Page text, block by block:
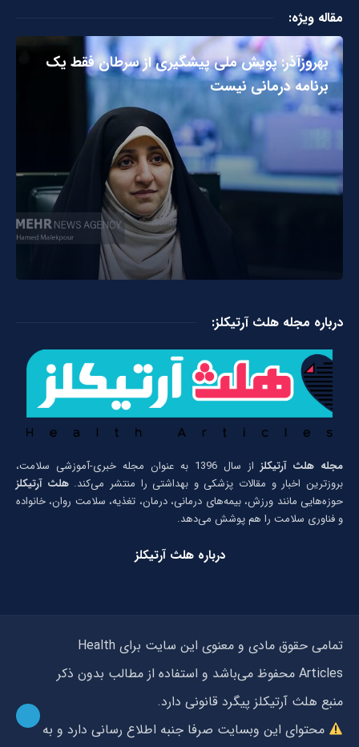
مقاله ویژه:
بهروزآذر: پویش ملی پیشگیری از سرطان فقط یک
برنامه درمانی نیست
درباره مجله هلث آرتیکلز:
مجله هلث آرتیکلز
از سال 1396 به عنوان مجله خبری-آموزشی سلامت،
بروزترین اخبار و مقالات پزشکی و بهداشتی را منتشر می‌کند.هلث آرتیکلز
حوزه‌هایی مانند ورزش، بیمه‌های درمانی، درمان، تغذیه، سلامت روان، خانواده
و فناوری سلامت را هم پوشش می‌دهد.
درباره هلث آرتیکلز
تمامی حقوق مادی و معنوی این سایت برای Health
Articles محفوظ می‌باشد و استفاده از مطالب بدون ذکر
منبع هلث آرتیکلز پیگرد قانونی دارد.
محتوای این وبسایت صرفا جنبه اطلاع رسانی دارد و به